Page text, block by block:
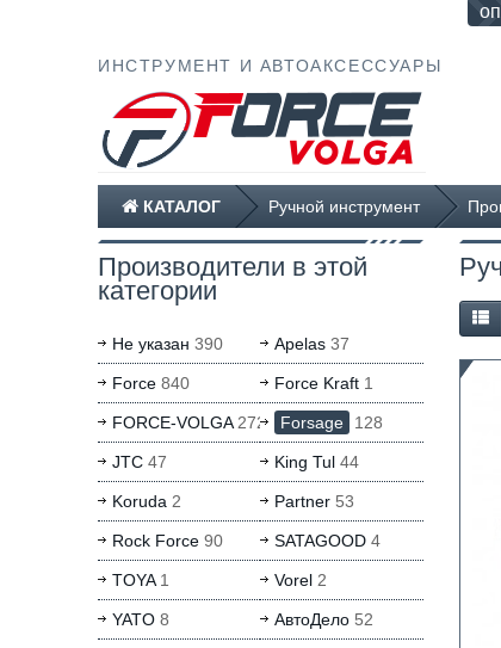
ИНСТРУМЕНТ И АВТОАКСЕССУАРЫ
КАТАЛОГ Ручной инструмент
Производители в этой
категории
Не указан 390 Apelas 37
Force 840 Force Kraft 1
FORCE-VOLGA272 Forsage 128
JTC 47 King Tul 44
Koruda 2 Partner 53
Rock Force 90 SATAGOOD 4
TOYA1 Vorel 2
YATO 8 АвтоДело 52